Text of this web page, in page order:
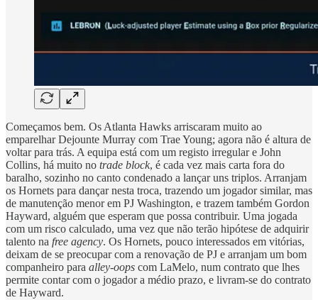
Começamos bem. Os Atlanta Hawks arriscaram muito ao
emparelhar Dejounte Murray com Trae Young; agora não é altura de
voltar para trás. A equipa está com um registo irregular e John
Collins, há muito no trade block, é cada vez mais carta fora do
baralho, sozinho no canto condenado a lançar uns triplos. Arranjam
os Hornets para dançar nesta troca, trazendo um jogador similar, mas
de manutenção menor em PJ Washington, e trazem também Gordon
Hayward, alguém que esperam que possa contribuir. Uma jogada
com um risco calculado, uma vez que não terão hipótese de adquirir
talento na free agency. Os Hornets, pouco interessados em vitórias,
deixam de se preocupar com a renovação de PJ e arranjam um bom
companheiro para alley-oops com LaMelo, num contrato que lhes
permite contar com o jogador a médio prazo, e livram-se do contrato
de Hayward.